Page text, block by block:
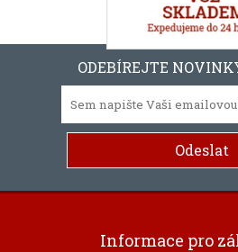
ODEBÍREJTE
Informace pro